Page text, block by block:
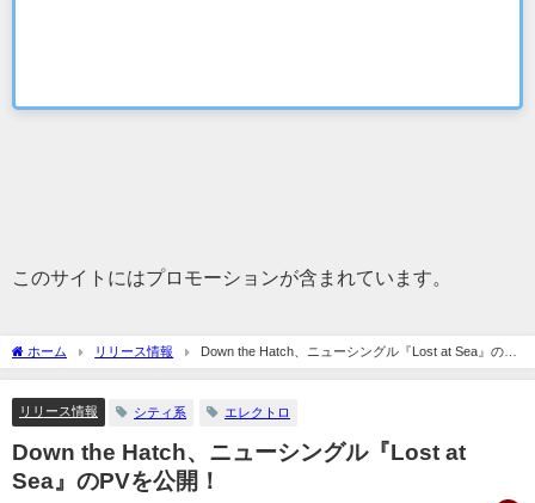
このサイトにはプロモーションが含まれています。
ホーム リリース情報
Down the Hatch、ニューシングル『Lost at Sea』のPV
を公開！
リリース情報 シティ系 エレクトロ
Down the Hatch、ニューシングル『Lost at
Sea』のPVを公開！